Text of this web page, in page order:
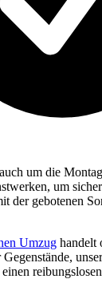
um die
um
der gebotenen
Umzug handelt